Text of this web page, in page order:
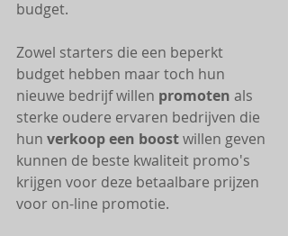
budget.
Zowel starters die een beperkt
budget hebben maar toch hun
nieuwe bedrijf willen promoten als
sterke oudere ervaren bedrijven die
hun verkoop een boost willen geven
kunnen de beste kwaliteit promo's
krijgen voor deze betaalbare prijzen
voor on-line promotie.